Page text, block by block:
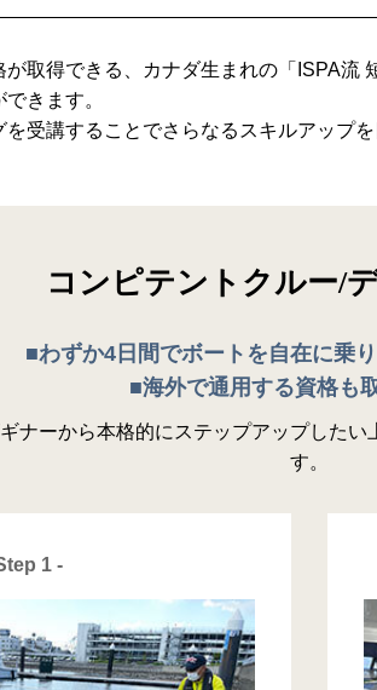
取得できる、カナダ生まれの「ISPA流
きます。
受講することでさらなるスキルアップを
コンピテントクルー/
■わずか4日間でボートを自在に乗
■海外で通用する資格も
ナーから本格的にステップアップした
す。
1 -